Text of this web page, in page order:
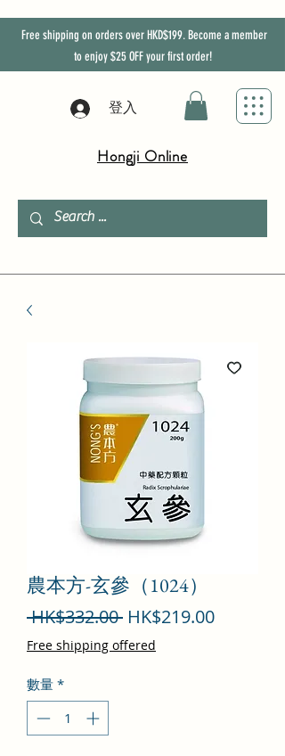
Free shipping on orders over HKD$199. Become a member
to enjoy$25 OFFyour first order!
登入
Hongji Online
農本方-玄參（1024）
HK$332.00 一
般
HK$219.00促
Free shipping offered
數量 *